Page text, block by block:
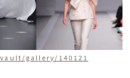
gallery/140121